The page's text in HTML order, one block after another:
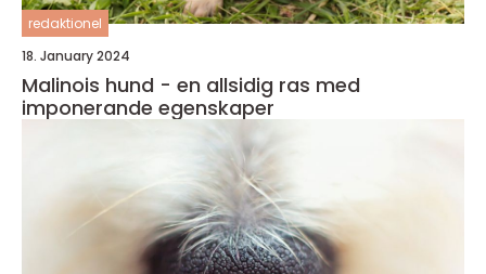
redaktionel
18. January 2024
Malinois hund - en allsidig ras med
imponerande egenskaper